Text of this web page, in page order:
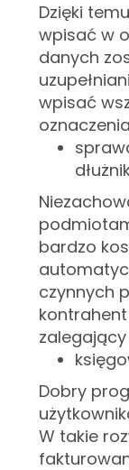
Dzięki
wpisać w
danych
wpisać
bardzo
czynnych
Dobry
W takie